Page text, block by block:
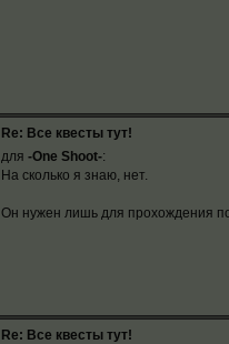
Re: Все квесты тут!
для -One Shoot-:
На сколько я знаю, нет.
Он нужен лишь для прохождения
Re: Все квесты тут!